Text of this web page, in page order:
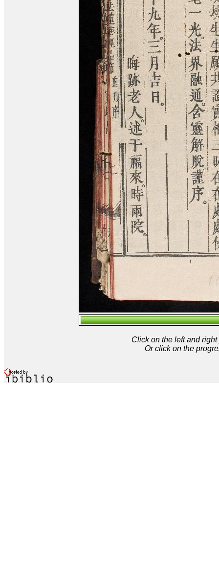
Click on the left and
Or click on the